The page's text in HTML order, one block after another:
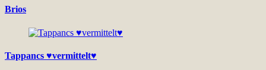
Brios
Tappancs ♥vermittelt♥